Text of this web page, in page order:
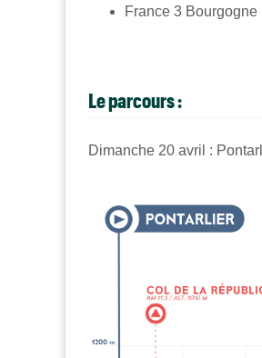
France 3 Bourgogne
Le parcours :
Dimanche 20 avril :